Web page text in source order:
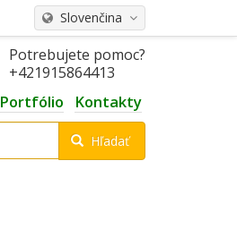
Slovenčina
Potrebujete pomoc?
+421915864413
Portfólio Kontakty
Hľadať